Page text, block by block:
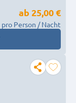
ab 25,00 €
pro Person / Nacht